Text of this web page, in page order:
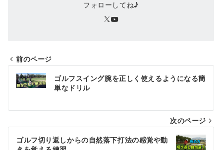
フォローしてね♪
投
稿
ナ
ビ
ゲ
前のページ
ゴルフスイング腕を正しく使えるようになる簡
単なドリル
次のページ
ゴルフ切り返しからの自然落下打法の感覚や動